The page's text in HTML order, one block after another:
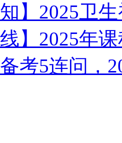
知】2025卫
线】2025年
备考5连问，